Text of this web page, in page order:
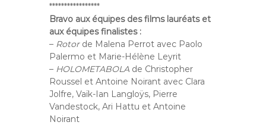
*****************
Bravo aux équipes des films lauréats et
aux équipes finalistes :
– Rotorde Malena Perrot avec Paolo
Palermo et Marie-Hélène Leyrit
– HOLOMETABOLA de Christopher
Roussel et Antoine Noirant avec Clara
Jolfre, Vaïk-Ian Langloÿs, Pierre
Vandestock, Ari Hattu et Antoine
Noirant